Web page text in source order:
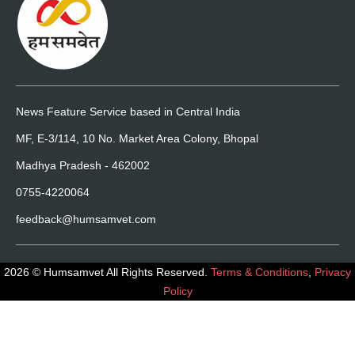
News Feature Service based in Central India
MF, E-3/114, 10 No. Market Area Colony, Bhopal
Madhya Pradesh - 462002
0755-4220064
feedback@humsamvet.com
2026 © Humsamvet All Rights Reserved. Terms & Conditions Privacy
Policy